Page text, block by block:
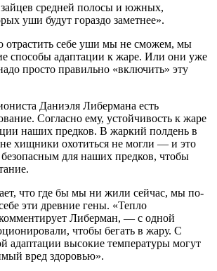
средней полосы и южных,
уши будут гораздо заметнее».
отрастить себе уши мы не сможем, мы
способы адаптации к жаре. Или они уже
просто правильно «включить» эту
Даниэля Либермана есть
Согласно ему, устойчивость к жаре
наших предков. В жаркий полдень в
хищники охотиться не могли — и это
безопасным для наших предков, чтобы
что где бы мы ни жили сейчас, мы по-
эти древние гены. «Тепло
Либерман, — с одной
чтобы бегать в жару. С
адаптации высокие температуры могут
вред здоровью».